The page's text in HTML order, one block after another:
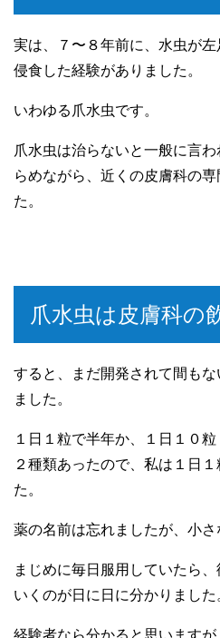
実は、７〜８年前に、水虫が
侵食した経験がありました。
いわゆる爪水虫です。
爪水虫は治らないと一般に言
らめながら、近くの皮膚科の
た。
爪水虫は皮膚科の
すると、まだ開発されて間も
ました。
１日１粒で半年か、１日１０
２種類あったので、私は１日
た。
薬の名前は忘れましたが、小さ
まじめに毎日服用していたら
いくのが日に日に分かりました